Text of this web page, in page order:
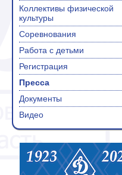
Коллективы физической
культуры
Соревнования
Работа с детьми
Регистрация
Пресса
Документы
Видео